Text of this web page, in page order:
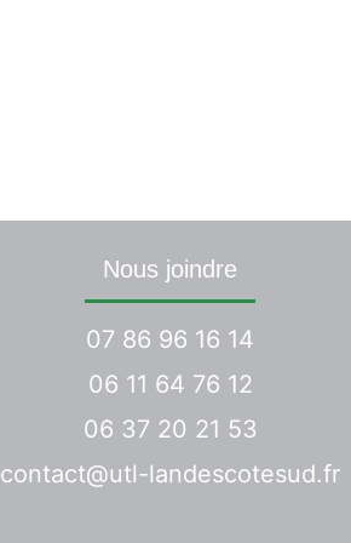
Nous joindre
07 86 96 16 14
06 11 64 76 12
06 37 20 21 53
contact@utl-landescotesud.fr